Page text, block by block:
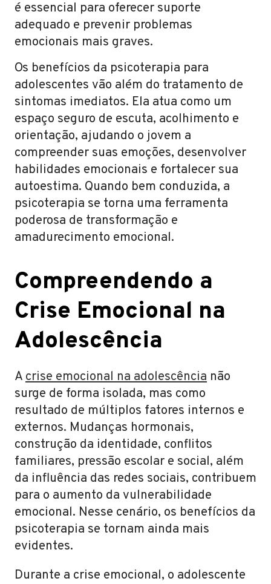
é essencial para oferecer suporte
adequado e prevenir problemas
emocionais mais graves.
Os benefícios da psicoterapia para
adolescentes vão além do tratamento de
sintomas imediatos. Ela atua como um
espaço seguro de escuta, acolhimento e
orientação, ajudando o jovem a
compreender suas emoções, desenvolver
habilidades emocionais e fortalecer sua
autoestima. Quando bem conduzida, a
psicoterapia se torna uma ferramenta
poderosa de transformação e
amadurecimento emocional.
Compreendendo a
Crise Emocional na
Adolescência
A crise emocional na adolescência não
surge de forma isolada, mas como
resultado de múltiplos fatores internos e
externos. Mudanças hormonais,
construção da identidade, conflitos
familiares, pressão escolar e social, além
da influência das redes sociais, contribuem
para o aumento da vulnerabilidade
emocional. Nesse cenário, os benefícios da
psicoterapia se tornam ainda mais
evidentes.
Durante a crise emocional, o adolescente